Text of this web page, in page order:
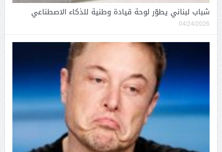
شباب لبناني يطوّر لوحة قيادة وطنية للذكاء الاصطناعي
04/24/2026